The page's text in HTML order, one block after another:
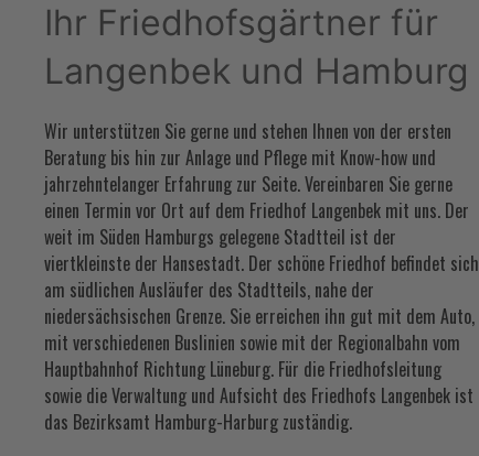
Ihr Friedhofsgärtner für
Langenbek und Hamburg
Wir unterstützen Sie gerne und stehen Ihnen von der ersten
Beratung bis hin zur Anlage und Pflege mit Know-how und
jahrzehntelanger Erfahrung zur Seite. Vereinbaren Sie gerne
einen Termin vor Ort auf dem Friedhof Langenbek mit uns. Der
weit im Süden Hamburgs gelegene Stadtteil ist der
viertkleinste der Hansestadt. Der schöne Friedhof befindet sich
am südlichen Ausläufer des Stadtteils, nahe der
niedersächsischen Grenze. Sie erreichen ihn gut mit dem Auto,
mit verschiedenen Buslinien sowie mit der Regionalbahn vom
Hauptbahnhof Richtung Lüneburg. Für die Friedhofsleitung
sowie die Verwaltung und Aufsicht des Friedhofs Langenbek ist
das Bezirksamt Hamburg-Harburg zuständig.